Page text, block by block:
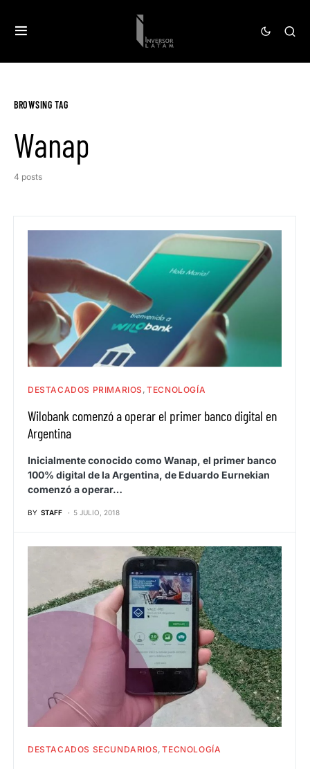
BROWSING TAG
Wanap
4 posts
DESTACADOS PRIMARIOS TECNOLOGÍA
Wilobank comenzó a operar el primer banco digital en
Argentina
Inicialmente conocido como Wanap, el primer banco
100% digital de la Argentina, de Eduardo Eurnekian
comenzó a operar…
BY STAFF 5 JULIO, 2018
DESTACADOS SECUNDARIOS TECNOLOGÍA